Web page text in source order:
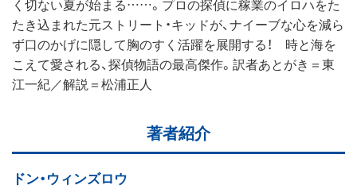
く切ない夏が始まる……。プロの探偵に稼業のイロハをた
たき込まれた元ストリート・キッドが、ナイーブな心を減ら
ず口のかげに隠して胸のすく活躍を展開する！ 時と海を
こえて愛される、探偵物語の最高傑作。訳者あとがき＝東
江一紀／解説＝松浦正人
著者紹介
ドン・ウィンズロウ